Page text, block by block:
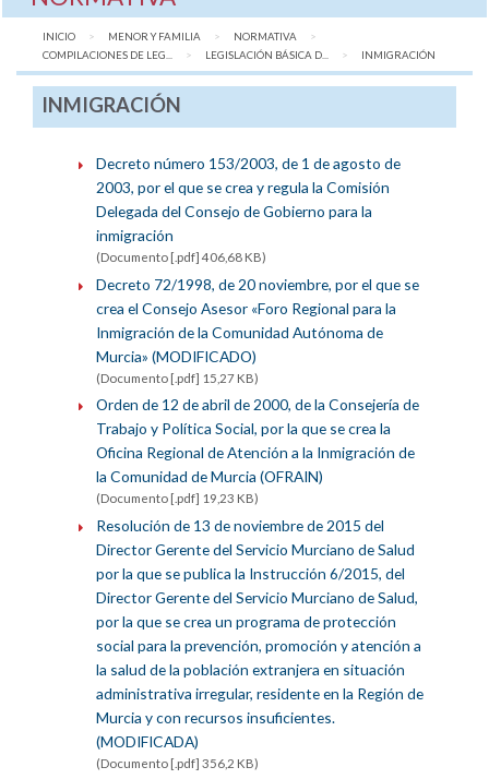
INICIO MENOR Y FAMILIA
NORMATIVA
COMPILACIONES DE LEG...
LEGISLACIÓN BÁSICA D... AQUÍ:
INMIGRACIÓN
INMIGRACIÓN
Decreto número 153/2003, de 1 de agosto de
2003, por el que se crea y regula la Comisión
Delegada del Consejo de Gobierno para la
inmigración
(Documento [.pdf] 406,68 KB)
Decreto 72/1998, de 20 noviembre, por el que se
crea el Consejo Asesor «Foro Regional para la
Inmigración de la Comunidad Autónoma de
Murcia» (MODIFICADO)
(Documento [.pdf] 15,27 KB)
Orden de 12 de abril de 2000, de la Consejería de
Trabajo y Política Social, por la que se crea la
Oficina Regional de Atención a la Inmigración de
la Comunidad de Murcia (OFRAIN)
(Documento [.pdf] 19,23 KB)
Resolución de 13 de noviembre de 2015 del
Director Gerente del Servicio Murciano de Salud
por la que se publica la Instrucción 6/2015, del
Director Gerente del Servicio Murciano de Salud,
por la que se crea un programa de protección
social para la prevención, promoción y atención a
la salud de la población extranjera en situación
administrativa irregular, residente en la Región de
Murcia y con recursos insuficientes.
(MODIFICADA)
(Documento [.pdf] 356,2 KB)